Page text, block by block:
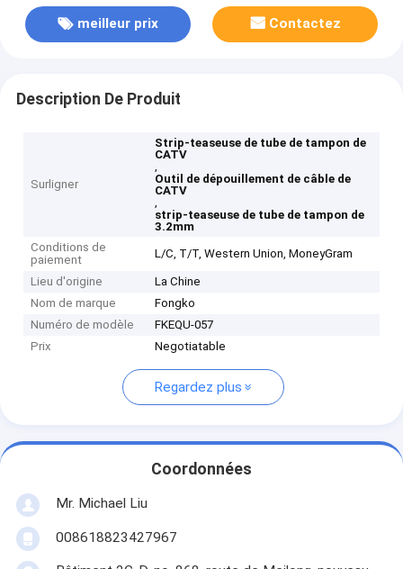
meilleur prix Contactez
Description De Produit
Surligner
Strip-teaseuse de tube de tampon de
CATV
,
Outil de dépouillement de câble de
CATV
,
strip-teaseuse de tube de tampon de
3.2mm
Conditions de
paiement
L/C, T/T, Western Union, MoneyGram
Lieu d'origine
La Chine
Nom de marque
Fongko
Numéro de modèle
FKEQU-057
Prix
Negotiatable
Regardez plus
Coordonnées
Mr. Michael Liu
008618823427967